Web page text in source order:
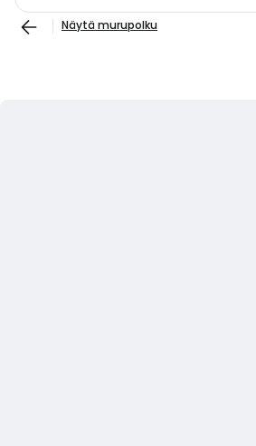
Näytä murupolku